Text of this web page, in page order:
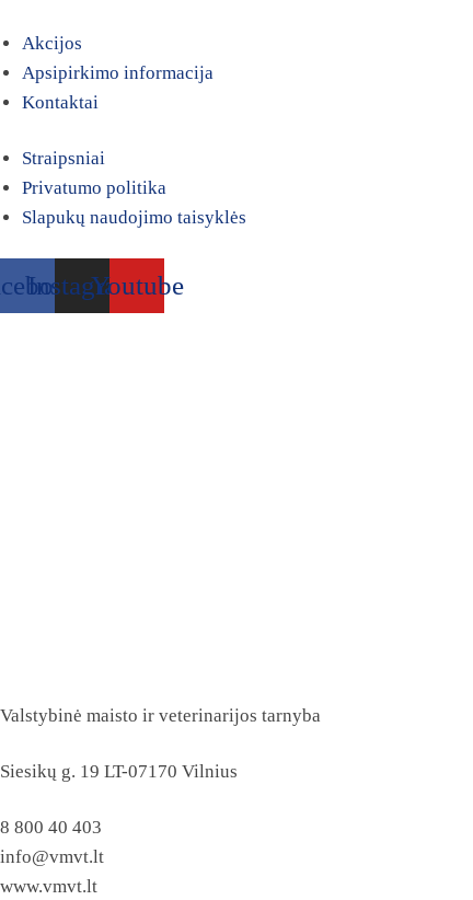
Akcijos
Apsipirkimo informacija
Kontaktai
Straipsniai
Privatumo politika
Slapukų naudojimo taisyklės
InstagramYoutube
Valstybinė maisto ir veterinarijos tarnyba
Siesikų g. 19 LT-07170 Vilnius
8 800 40 403
info@vmvt.lt
www.vmvt.lt